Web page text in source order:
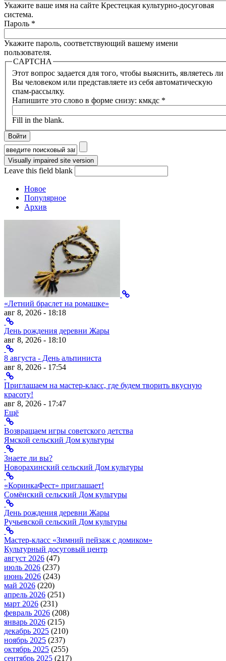
Укажите ваше имя на сайте Крестецкая культурно-досуговая
система.
Пароль *
Укажите пароль, соответствующий вашему имени
пользователя.
CAPTCHA
Этот вопрос задается для того, чтобы выяснить, являетесь ли
Вы человеком или представляете из себя автоматическую
спам-рассылку.
Напишите это слово в форме снизу: кмкдс *
Fill in the blank.
Форма поиска
Leave this field blank
Новое
Популярное
Архив
«Летний браслет на ромашке»
авг 8, 2026 - 18:18
День рождения деревни Жары
авг 8, 2026 - 18:10
8 августа - День альпиниста
авг 8, 2026 - 17:54
Приглашаем на мастер-класс, где будем творить вкусную
красоту!
авг 8, 2026 - 17:47
Ещё
Возвращаем игры советского детства
Ямской сельский Дом культуры
Знаете ли вы?
Новорахинский сельский Дом культуры
«КоринкаФест» приглашает!
Сомёнский сельский Дом культуры
День рождения деревни Жары
Ручьевской сельский Дом культуры
Мастер-класс «Зимний пейзаж с домиком»
Культурный досуговый центр
август 2026 (47)
июль 2026 (237)
июнь 2026 (243)
май 2026 (220)
апрель 2026 (251)
март 2026 (231)
февраль 2026 (208)
январь 2026 (215)
декабрь 2025 (210)
ноябрь 2025 (237)
октябрь 2025 (255)
сентябрь 2025 (217)